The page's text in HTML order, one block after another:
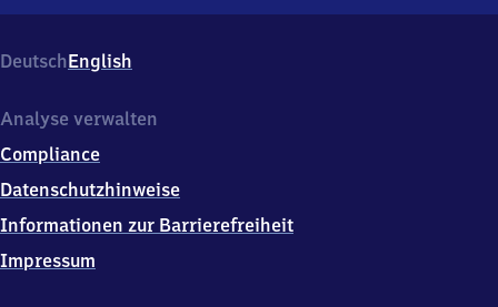
139,
5
9
9
Bestwig
DeutschEnglish
Analyse verwalten
Compliance
Datenschutzhinweise
Informationen zur Barrierefreiheit
Impressum